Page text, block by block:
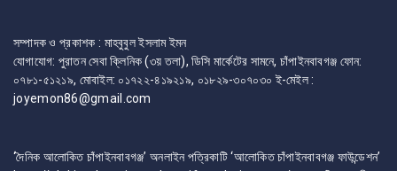
সম্পাদক ও প্রকাশক : মাহবুবুল ইসলাম ইমন
যোগাযোগ: পুরাতন সেবা ক্লিনিক (৩য় তলা), ডিসি মার্কেটের সামনে, চাঁপাইনবাবগঞ্জ ফোন:
০৭৮১-৫১২১৯, মোবাইল: ০১৭২২-৪১৯২১৯, ০১৮২৯-৩০৭০৩০ ই-মেইল :
joyemon86@gmail.com
‘দৈনিক আলোকিত চাঁপাইনবাবগঞ্জ’ অনলাইন পত্রিকাটি ‘আলোকিত চাঁপাইনবাবগঞ্জ ফাউন্ডেশন’